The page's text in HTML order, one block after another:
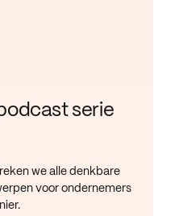
serie
we alle denkbare
voor ondernemers